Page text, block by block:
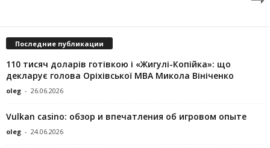
Последние публикации
110 тисяч доларів готівкою і «Жигулі-Копійка»: що
декларує голова Оріхівської МВА Микола Вініченко
oleg - 26.06.2026
Vulkan casino: обзор и впечатления об игровом опыте
oleg - 24.06.2026